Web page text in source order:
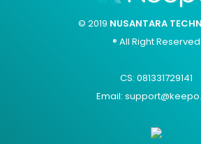
© 2019 NUSANTARA
® All Right Reserved
CS: 081331729141
Email: